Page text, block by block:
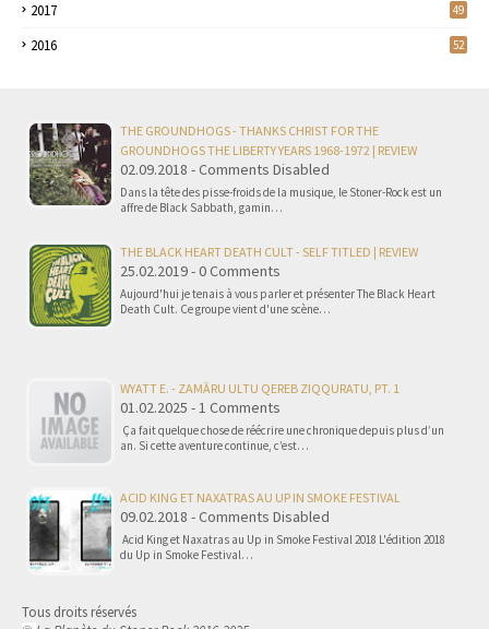
2017 49
2016 52
THE GROUNDHOGS - THANKS CHRIST FOR THE
GROUNDHOGS THE LIBERTY YEARS 1968-1972 | REVIEW
02.09.2018 - Comments Disabled
Dans la tête des pisse-froids de la musique, le Stoner-Rock est un
affre de Black Sabbath, gamin…
THE BLACK HEART DEATH CULT - SELF TITLED | REVIEW
25.02.2019 - 0 Comments
Aujourd'hui je tenais à vous parler et présenter The Black Heart
Death Cult. Ce groupe vient d'une scène…
WYATT E. - ZAMĀRU ULTU QEREB ZIQQURATU, PT. 1
01.02.2025 - 1 Comments
Ça fait quelque chose de réécrire une chronique depuis plus d’un
an. Si cette aventure continue, c’est…
ACID KING ET NAXATRAS AU UP IN SMOKE FESTIVAL
09.02.2018 - Comments Disabled
Acid King et Naxatras au Up in Smoke Festival 2018 L'édition 2018
du Up in Smoke Festival…
Tous droits réservés